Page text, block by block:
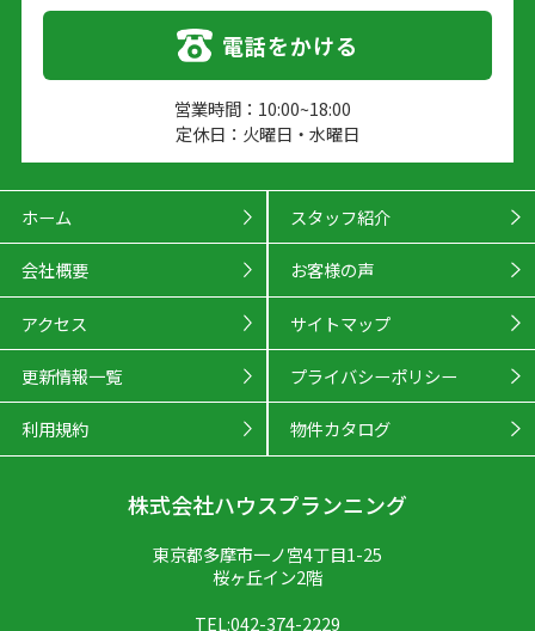
電話をかける
営業時間：10:00~18:00
定休日：火曜日・水曜日
ホーム スタッフ紹介
会社概要 お客様の声
アクセス サイトマップ
更新情報一覧 プライバシーポリシー
利用規約 物件カタログ
株式会社ハウスプランニング
東京都多摩市一ノ宮4丁目1-25
桜ヶ丘イン2階
TEL:042-374-2229